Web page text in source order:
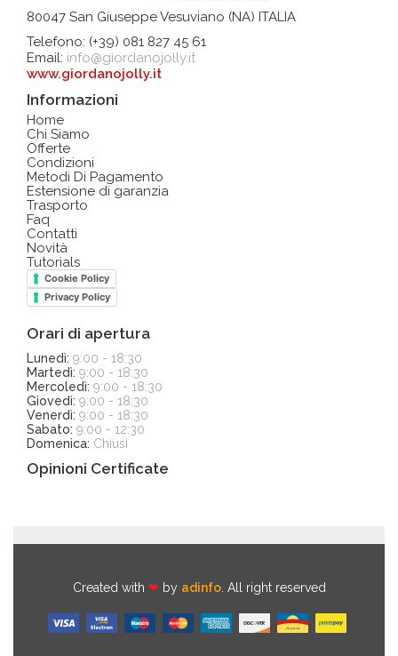
80047 San Giuseppe Vesuviano (NA) ITALIA
Telefono: (+39) 081 827 45 61
Email: info@giordanojolly.it
www.giordanojolly.it
Informazioni
Home
Chi Siamo
Offerte
Condizioni
Metodi Di Pagamento
Estensione di garanzia
Trasporto
Faq
Contatti
Novità
Tutorials
Cookie Policy
Privacy Policy
Orari di apertura
Lunedì: 9:00 - 18:30
Martedì: 9:00 - 18:30
Mercoledì: 9:00 - 18:30
Giovedì: 9:00 - 18:30
Venerdì: 9:00 - 18:30
Sabato: 9:00 - 12:30
Domenica: Chiusi
Opinioni Certificate
Created with ❤ by adinfo. All right reserved